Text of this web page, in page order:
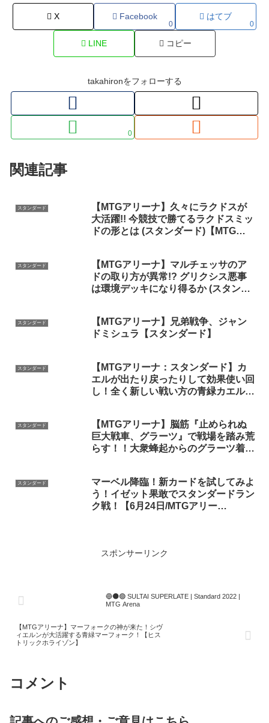
X Facebook
0
はてブ
0
LINE コピー
takahironをフォローする
0
関連記事
スタンダード
【MTGアリーナ】久々にラクドスが
大活躍!! 今競技で勝てるラクドスミッ
ドの形とは (スタンダード)【MTG
スタンダード
【MTGアリーナ】マルチェッサのア
ドの取り方が異常!? グリクシス悪事
は環境デッキになり得るか (スタンダ
スタンダード
【MTGアリーナ】兄弟戦争、ジャン
ドミシュラ【スタンダード】
スタンダード
【MTGアリーナ：スタンダード】カ
エルが出たり戻ったりして効果使い回
し！全く新しい戦い方の青緑カエル！
スタンダード
【MTGアリーナ】脳筋『止められぬ
巨大戦車、グラーツ』で戦場を踏み荒
らす！！大衆蜂起からのグラーツ着地
【TCG】
スタンダード
マーベル降臨！新カードを試してみよ
う！イゼット果敢でスタンダードラン
ク戦！【6月24日/MTGアリー
スポンサーリンク
🔵⚫🟢 SULTAI SUPERLATE | Standard 2022 |
MTG Arena
【MTGアリーナ】マーフォークの神が来た！シヴ
ィエルンが大活躍する青緑マーフォーク！【ヒス
トリックホライゾン】
コメント